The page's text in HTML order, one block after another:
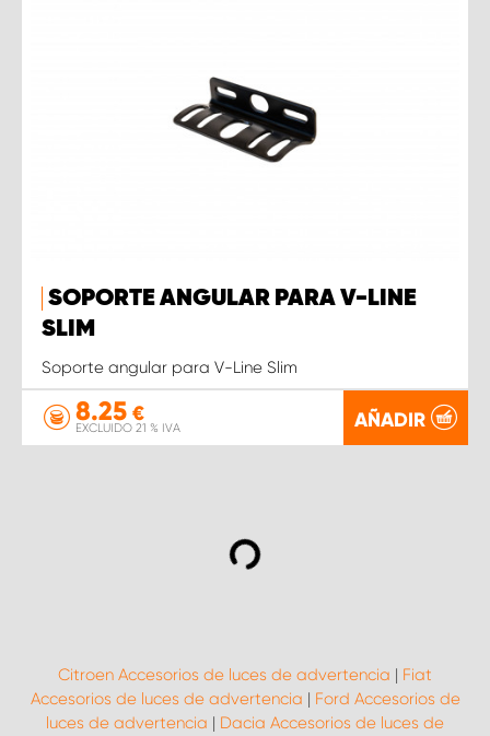
SOPORTE ANGULAR PARA V-LINE
SLIM
Soporte angular para V-Line Slim
8.25 €
EXCLUIDO 21 % IVA AÑADIR
Citroen Accesorios de luces de advertencia | Fiat
Accesorios de luces de advertencia | Ford Accesorios de
luces de advertencia | Dacia Accesorios de luces de